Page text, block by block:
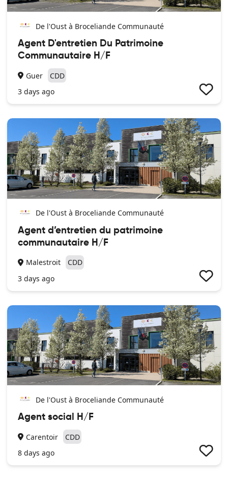
De l'Oust à Broceliande Communauté
Agent D'entretien Du Patrimoine
Communautaire H/F
Guer
CDD
3 days ago
De l'Oust à Broceliande Communauté
Agent d’entretien du patrimoine
communautaire H/F
Malestroit
CDD
3 days ago
De l'Oust à Broceliande Communauté
Agent social H/F
Carentoir
CDD
8 days ago